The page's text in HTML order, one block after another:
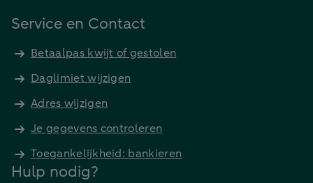
Service en Contact
Betaalpas kwijt of gestolen
Daglimiet wijzigen
Adres wijzigen
Je gegevens controleren
Toegankelijkheid: bankieren
Hulp nodig?